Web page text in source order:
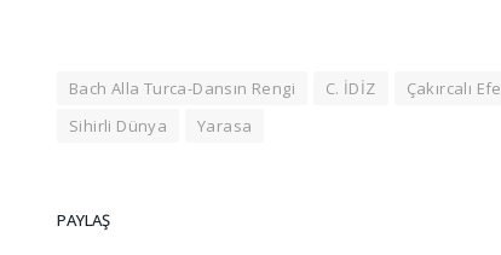
Bach Alla Turca-Dansın Rengi C. İDİZ Çakırcalı Efe
Sihirli Dünya
Yarasa
PAYLAŞ